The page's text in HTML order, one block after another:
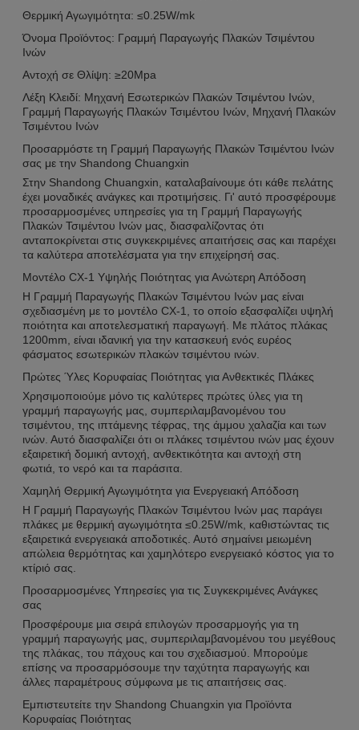
Θερμική Αγωγιμότητα: ≤0.25W/mk
Όνομα Προϊόντος: Γραμμή Παραγωγής Πλακών Τσιμέντου
Ινών
Αντοχή σε Θλίψη: ≥20Mpa
Λέξη Κλειδί: Μηχανή Εσωτερικών Πλακών Τσιμέντου Ινών,
Γραμμή Παραγωγής Πλακών Τσιμέντου Ινών, Μηχανή Πλακών
Τσιμέντου Ινών
Προσαρμόστε τη Γραμμή Παραγωγής Πλακών Τσιμέντου Ινών
σας με την Shandong Chuangxin
Στην Shandong Chuangxin, καταλαβαίνουμε ότι κάθε πελάτης
έχει μοναδικές ανάγκες και προτιμήσεις. Γι' αυτό προσφέρουμε
προσαρμοσμένες υπηρεσίες για τη Γραμμή Παραγωγής
Πλακών Τσιμέντου Ινών μας, διασφαλίζοντας ότι
ανταποκρίνεται στις συγκεκριμένες απαιτήσεις σας και παρέχει
τα καλύτερα αποτελέσματα για την επιχείρησή σας.
Μοντέλο CX-1 Υψηλής Ποιότητας για Ανώτερη Απόδοση
Η Γραμμή Παραγωγής Πλακών Τσιμέντου Ινών μας είναι
σχεδιασμένη με το μοντέλο CX-1, το οποίο εξασφαλίζει υψηλή
ποιότητα και αποτελεσματική παραγωγή. Με πλάτος πλάκας
1200mm, είναι ιδανική για την κατασκευή ενός ευρέος
φάσματος εσωτερικών πλακών τσιμέντου ινών.
Πρώτες Ύλες Κορυφαίας Ποιότητας για Ανθεκτικές Πλάκες
Χρησιμοποιούμε μόνο τις καλύτερες πρώτες ύλες για τη
γραμμή παραγωγής μας, συμπεριλαμβανομένου του
τσιμέντου, της ιπτάμενης τέφρας, της άμμου χαλαζία και των
ινών. Αυτό διασφαλίζει ότι οι πλάκες τσιμέντου ινών μας έχουν
εξαιρετική δομική αντοχή, ανθεκτικότητα και αντοχή στη
φωτιά, το νερό και τα παράσιτα.
Χαμηλή Θερμική Αγωγιμότητα για Ενεργειακή Απόδοση
Η Γραμμή Παραγωγής Πλακών Τσιμέντου Ινών μας παράγει
πλάκες με θερμική αγωγιμότητα ≤0.25W/mk, καθιστώντας τις
εξαιρετικά ενεργειακά αποδοτικές. Αυτό σημαίνει μειωμένη
απώλεια θερμότητας και χαμηλότερο ενεργειακό κόστος για το
κτίριό σας.
Προσαρμοσμένες Υπηρεσίες για τις Συγκεκριμένες Ανάγκες
σας
Προσφέρουμε μια σειρά επιλογών προσαρμογής για τη
γραμμή παραγωγής μας, συμπεριλαμβανομένου του μεγέθους
της πλάκας, του πάχους και του σχεδιασμού. Μπορούμε
επίσης να προσαρμόσουμε την ταχύτητα παραγωγής και
άλλες παραμέτρους σύμφωνα με τις απαιτήσεις σας.
Εμπιστευτείτε την Shandong Chuangxin για Προϊόντα
Κορυφαίας Ποιότητας